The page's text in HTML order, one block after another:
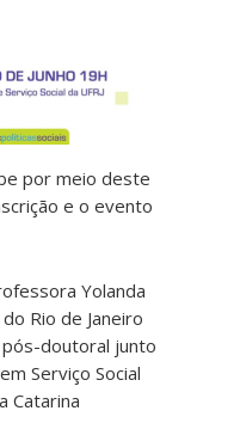
por meio deste
e o evento
Yolanda
Rio de Janeiro
pós-doutoral junto
Serviço Social
Catarina